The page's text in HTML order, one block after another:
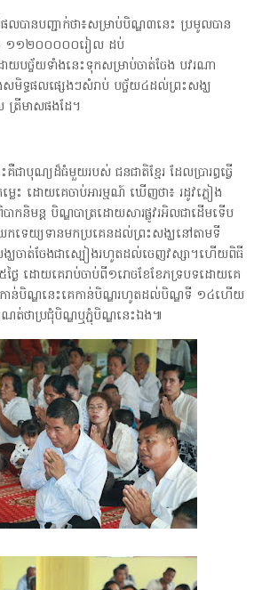
ផលបានបញ្ជាក់ថា៖សម្រាប់បិណ្ឌ៣នេះ ប្រមូលបាន
ន ១១២០០០០០រៀល ដប់
ច្ច័យទាំងនេះទុកសម្រាប់ចាត់ចែង បវរណា
មិទ្ធផលផ្សេងៗសំរាប់ បច្ច័យ៤ដល់ព្រះសង្ឃ
ត្រីមាសផងដែ។
ាបុណ្យដ៏ធំមួយរបស់ ជនជាតិខ្មែរ ដែលប្រារព្ធធ្វើ
េះ ដោយគេចាប់អារម្មណ៍ ឃើញថា៖ រដូវភ្លៀង
ាកនិមន្ត បិណ្ឌបាត្រដោយសារផ្លូវរអិលជាដើមទើប
យកទេយ្យទានមកប្រគេនដល់ព្រះសង្ឃនៅតាមទី
សង្ឃចាត់ចែងជាស្បៀងរហូតដល់ចេញវស្សា។ហើយពិធី
ងៃ ដោយគេរាប់ចាប់ពី១រោចខែខែភទ្របទដោយគេ
ាន់បិណ្ឌនេះគេកាន់បិណ្ឌរហូតដល់បិណ្ឌទី ១៤ហើយ
ណត់ថាប្រជុំបិណ្ឌឬភ្ជុំបិណ្ឌនេះឯង៕